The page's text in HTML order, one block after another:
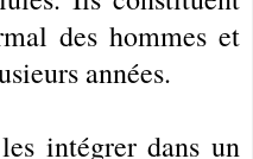
des hommes et
années.
intégrer dans un